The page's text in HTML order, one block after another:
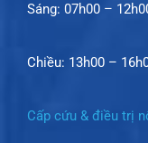
Sáng: 07h00 –
Chiều: 13h00 –
Cấp cứu & điều trị